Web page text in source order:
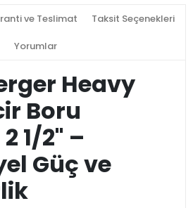
ve Teslimat Taksit Seçenekleri
Yorumlar
Heavy
Boru
1/2" –
Güç ve